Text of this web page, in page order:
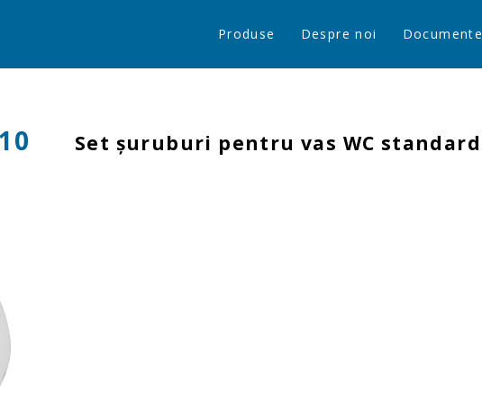
Produse Despre noi Documente
Set şuruburi pentru vas WC standard